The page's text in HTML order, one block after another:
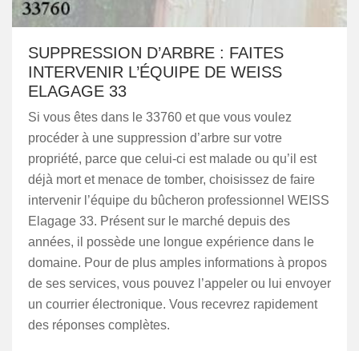
SUPPRESSION D’ARBRE : FAITES
INTERVENIR L’ÉQUIPE DE WEISS
ELAGAGE 33
Si vous êtes dans le 33760 et que vous voulez
procéder à une suppression d’arbre sur votre
propriété, parce que celui-ci est malade ou qu’il est
déjà mort et menace de tomber, choisissez de faire
intervenir l’équipe du bûcheron professionnel WEISS
Elagage 33. Présent sur le marché depuis des
années, il possède une longue expérience dans le
domaine. Pour de plus amples informations à propos
de ses services, vous pouvez l’appeler ou lui envoyer
un courrier électronique. Vous recevrez rapidement
des réponses complètes.